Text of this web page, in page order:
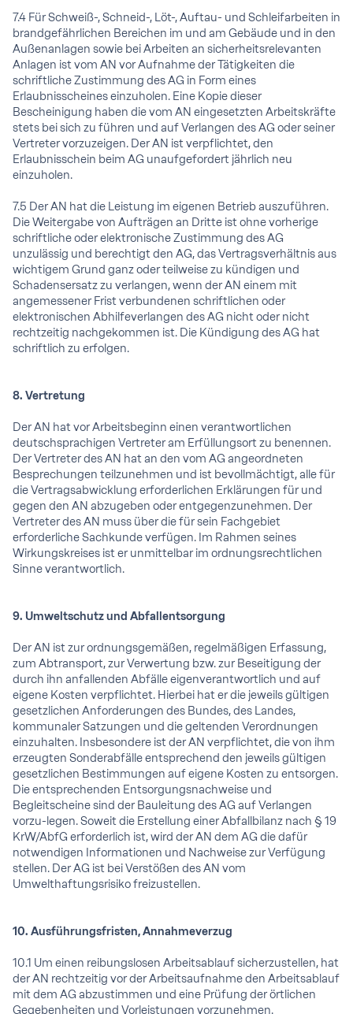
7.4 Für Schweiß-, Schneid-, Löt-, Auftau- und Schleifarbeiten in
brandgefährlichen Bereichen im und am Gebäude und in den
Außenanlagen sowie bei Arbeiten an sicherheitsrelevanten
Anlagen ist vom AN vor Aufnahme der Tätigkeiten die
schriftliche Zustimmung des AG in Form eines
Erlaubnisscheines einzuholen. Eine Kopie dieser
Bescheinigung haben die vom AN eingesetzten Arbeitskräfte
stets bei sich zu führen und auf Verlangen des AG oder seiner
Vertreter vorzuzeigen. Der AN ist verpflichtet, den
Erlaubnisschein beim AG unaufgefordert jährlich neu
einzuholen.
7.5 Der AN hat die Leistung im eigenen Betrieb auszuführen.
Die Weitergabe von Aufträgen an Dritte ist ohne vorherige
schriftliche oder elektronische Zustimmung des AG
unzulässig und berechtigt den AG, das Vertragsverhältnis aus
wichtigem Grund ganz oder teilweise zu kündigen und
Schadensersatz zu verlangen, wenn der AN einem mit
angemessener Frist verbundenen schriftlichen oder
elektronischen Abhilfeverlangen des AG nicht oder nicht
rechtzeitig nachgekommen ist. Die Kündigung des AG hat
schriftlich zu erfolgen.
8. Vertretung
Der AN hat vor Arbeitsbeginn einen verantwortlichen
deutschsprachigen Vertreter am Erfüllungsort zu benennen.
Der Vertreter des AN hat an den vom AG angeordneten
Besprechungen teilzunehmen und ist bevollmächtigt, alle für
die Vertragsabwicklung erforderlichen Erklärungen für und
gegen den AN abzugeben oder entgegenzunehmen. Der
Vertreter des AN muss über die für sein Fachgebiet
erforderliche Sachkunde verfügen. Im Rahmen seines
Wirkungskreises ist er unmittelbar im ordnungsrechtlichen
Sinne verantwortlich.
9. Umweltschutz und Abfallentsorgung
Der AN ist zur ordnungsgemäßen, regelmäßigen Erfassung,
zum Abtransport, zur Verwertung bzw. zur Beseitigung der
durch ihn anfallenden Abfälle eigenverantwortlich und auf
eigene Kosten verpflichtet. Hierbei hat er die jeweils gültigen
gesetzlichen Anforderungen des Bundes, des Landes,
kommunaler Satzungen und die geltenden Verordnungen
einzuhalten. Insbesondere ist der AN verpflichtet, die von ihm
erzeugten Sonderabfälle entsprechend den jeweils gültigen
gesetzlichen Bestimmungen auf eigene Kosten zu entsorgen.
Die entsprechenden Entsorgungsnachweise und
Begleitscheine sind der Bauleitung des AG auf Verlangen
vorzu-legen. Soweit die Erstellung einer Abfallbilanz nach § 19
KrW/AbfG erforderlich ist, wird der AN dem AG die dafür
notwendigen Informationen und Nachweise zur Verfügung
stellen. Der AG ist bei Verstößen des AN vom
Umwelthaftungsrisiko freizustellen.
10. Ausführungsfristen, Annahmeverzug
10.1 Um einen reibungslosen Arbeitsablauf sicherzustellen, hat
der AN rechtzeitig vor der Arbeitsaufnahme den Arbeitsablauf
mit dem AG abzustimmen und eine Prüfung der örtlichen
Gegebenheiten und Vorleistungen vorzunehmen.